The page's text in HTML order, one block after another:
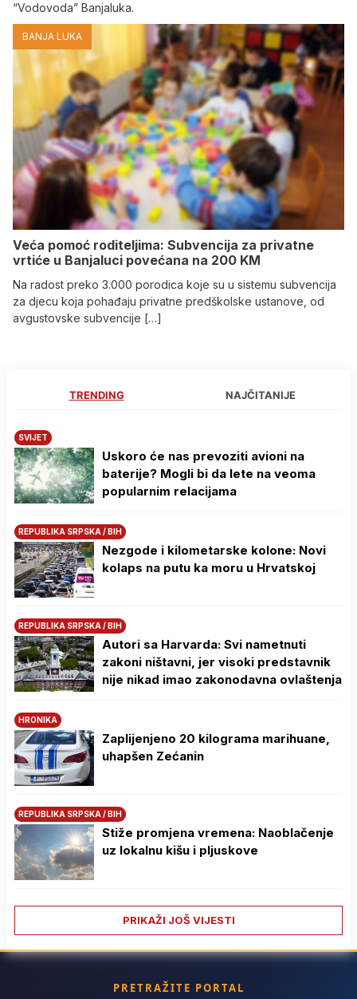
“Vodovoda” Banjaluka.
BANJA LUKA
Veća pomoć roditeljima: Subvencija za privatne
vrtiće u Banjaluci povećana na 200 KM
Na radost preko 3.000 porodica koje su u sistemu subvencija
za djecu koja pohađaju privatne predškolske ustanove, od
avgustovske subvencije […]
TRENDING NAJČITANIJE
SVIJET
Uskoro će nas prevoziti avioni na
baterije? Mogli bi da lete na veoma
popularnim relacijama
REPUBLIKA SRPSKA / BIH
Nezgode i kilometarske kolone: Novi
kolaps na putu ka moru u Hrvatskoj
REPUBLIKA SRPSKA / BIH
Autori sa Harvarda: Svi nametnuti
zakoni ništavni, jer visoki predstavnik
nije nikad imao zakonodavna ovlaštenja
HRONIKA
Zaplijenjeno 20 kilograma marihuane,
uhapšen Zećanin
REPUBLIKA SRPSKA / BIH
Stiže promjena vremena: Naoblačenje
uz lokalnu kišu i pljuskove
PRIKAŽI JOŠ VIJESTI
PRETRAŽITE PORTAL